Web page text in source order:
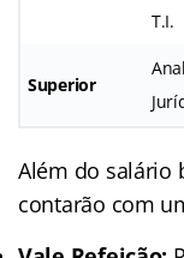
T.I.
Superior
Além do salário
contarão com